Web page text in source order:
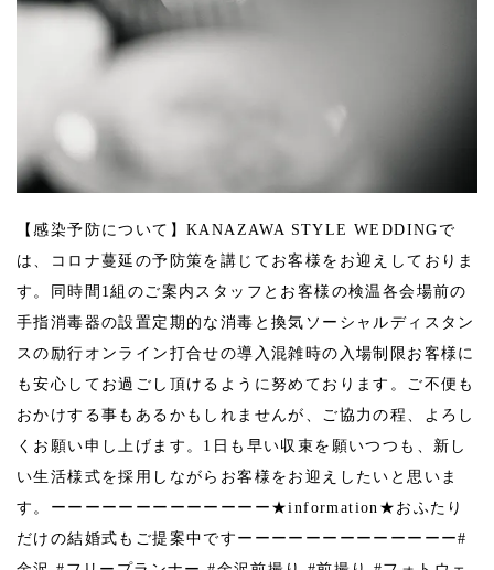
【感染予防について】 KANAZAWA STYLE WEDDINGで
は、コロナ蔓延の予防策を講じてお客様をお迎えしておりま
す。 ︎同時間1組のご案内 ︎スタッフとお客様の検温 ︎各会場前の
手指消毒器の設置 ︎定期的な消毒と換気 ︎ソーシャルディスタン
スの励行 ︎オンライン打合せの導入 ︎混雑時の入場制限 お客様に
も安心してお過ごし頂けるように努めております。 ご不便も
おかけする事もあるかもしれませんが、ご協力の程、よろし
くお願い申し上げます。 1日も早い収束を願いつつも、新し
い生活様式を採用しながらお客様をお迎えしたいと思いま
す。 ーーーーーーーーーーーーー ★information★ おふたり
だけの結婚式もご提案中です ーーーーーーーーーーーーー #